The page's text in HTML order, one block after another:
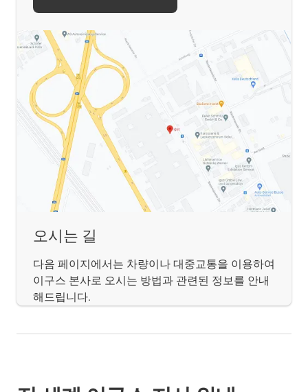
오시는 길
다음 페이지에서는 차량이나 대중교통을 이용하여
이구스 본사로 오시는 방법과 관련된 정보를 안내
해드립니다.